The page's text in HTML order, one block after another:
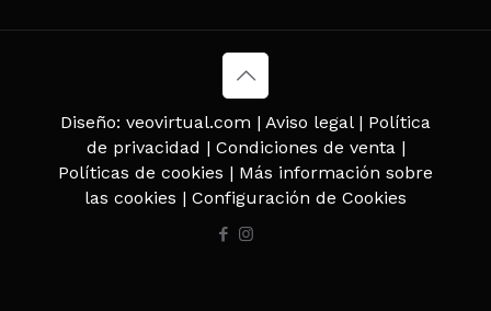
Diseño: veovirtual.com | Aviso legal| Política
de privacidad | Condiciones de venta|
Políticas de cookies | Más información sobre
las cookies | Configuración de Cookies